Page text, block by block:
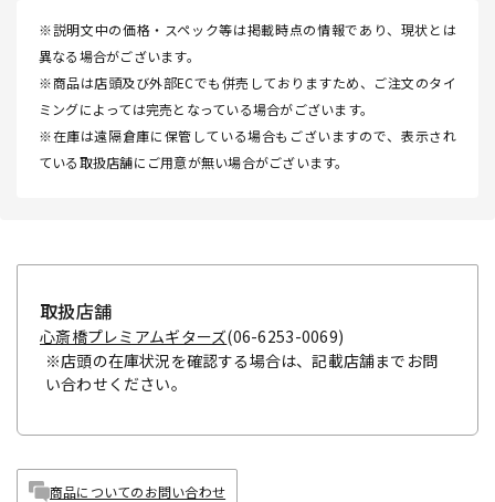
※説明文中の価格・スペック等は掲載時点の情報であり、現状とは
異なる場合がございます。
※商品は店頭及び外部ECでも併売しておりますため、ご注文のタイ
ミングによっては完売となっている場合がございます。
※在庫は遠隔倉庫に保管している場合もございますので、表示され
ている取扱店舗にご用意が無い場合がございます。
取扱店舗
心斎橋プレミアムギターズ(06-6253-0069)
※店頭の在庫状況を確認する場合は、記載店舗までお問
い合わせください。
商品についてのお問い合わせ